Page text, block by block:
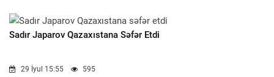
Sadır Japarov Qazaxıstana Səfər Etdi
29 İyul 15:55 595